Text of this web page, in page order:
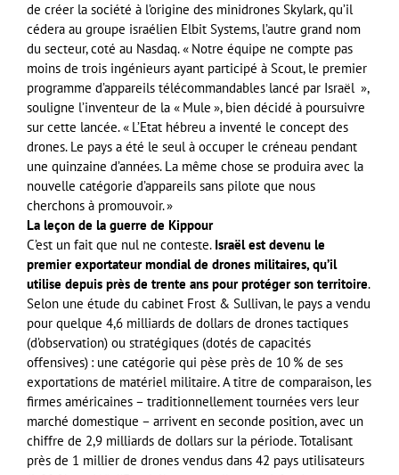
de créer la société à l’origine des minidrones Skylark, qu’il
cédera au groupe israélien Elbit Systems, l’autre grand nom
du secteur, coté au Nasdaq. « Notre équipe ne compte pas
moins de trois ingénieurs ayant participé à Scout, le premier
programme d’appareils télécommandables lancé par Israël »,
souligne l’inventeur de la « Mule », bien décidé à poursuivre
sur cette lancée. « L’Etat hébreu a inventé le concept des
drones. Le pays a été le seul à occuper le créneau pendant
une quinzaine d’années. La même chose se produira avec la
nouvelle catégorie d’appareils sans pilote que nous
cherchons à promouvoir. »
La leçon de la guerre de Kippour
C’est un fait que nul ne conteste. Israël est devenu le
premier exportateur mondial de drones militaires, qu’il
utilise depuis près de trente ans pour protéger son territoire.
Selon une étude du cabinet Frost & Sullivan, le pays a vendu
pour quelque 4,6 milliards de dollars de drones tactiques
(d’observation) ou stratégiques (dotés de capacités
offensives) : une catégorie qui pèse près de 10 % de ses
exportations de matériel militaire. A titre de comparaison, les
firmes américaines – traditionnellement tournées vers leur
marché domestique – arrivent en seconde position, avec un
chiffre de 2,9 milliards de dollars sur la période. Totalisant
près de 1 millier de drones vendus dans 42 pays utilisateurs